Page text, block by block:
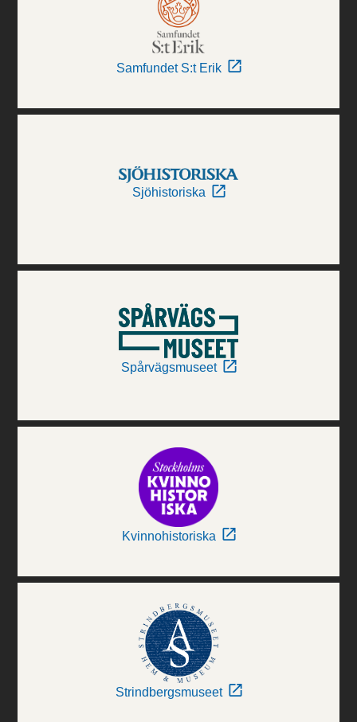
Samfundet S:t Erik
Sjöhistoriska
Spårvägsmuseet
Kvinnohistoriska
Strindbergsmuseet